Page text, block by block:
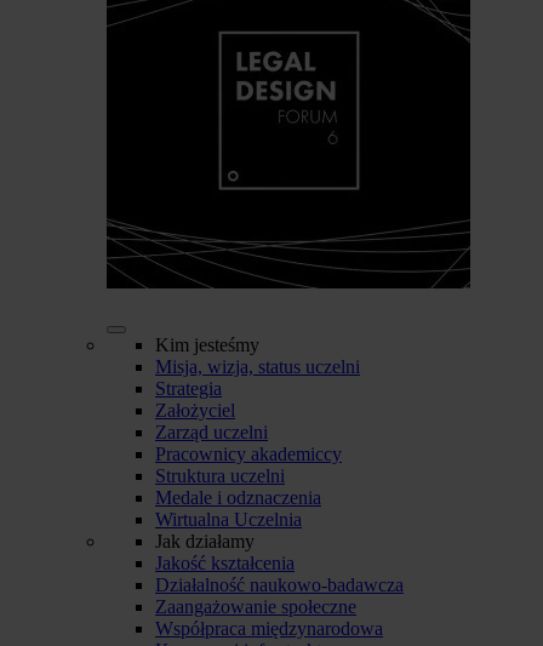
Kim jesteśmy
Misja, wizja, status uczelni
Strategia
Założyciel
Zarząd uczelni
Pracownicy akademiccy
Struktura uczelni
Medale i odznaczenia
Wirtualna Uczelnia
Jak działamy
Jakość kształcenia
Działalność naukowo-badawcza
Zaangażowanie społeczne
Współpraca międzynarodowa